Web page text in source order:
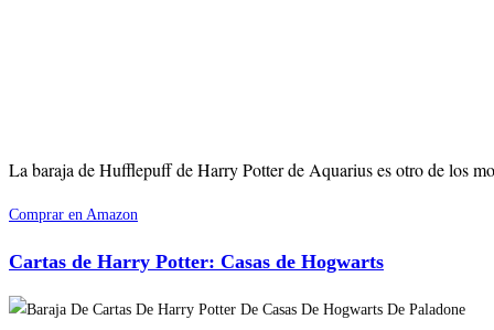
La baraja de Hufflepuff de Harry Potter de Aquarius es otro de los
Comprar en Amazon
Cartas de Harry Potter: Casas de Hogwarts